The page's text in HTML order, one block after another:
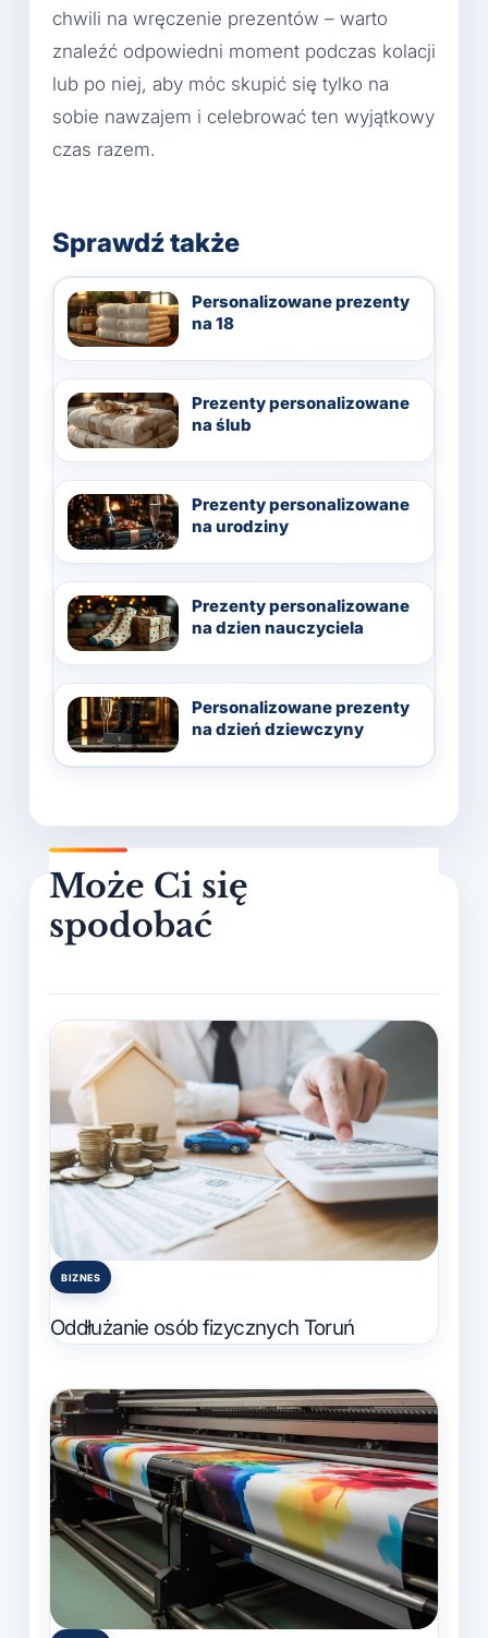
chwili na wręczenie prezentów – warto
znaleźć odpowiedni moment podczas kolacji
lub po niej, aby móc skupić się tylko na
sobie nawzajem i celebrować ten wyjątkowy
czas razem.
Sprawdź także
Personalizowane prezenty
na 18
Prezenty personalizowane
na ślub
Prezenty personalizowane
na urodziny
Prezenty personalizowane
na dzien nauczyciela
Personalizowane prezenty
na dzień dziewczyny
Posted
BIZNES
Oddłużanie osób fizycznych Toruń